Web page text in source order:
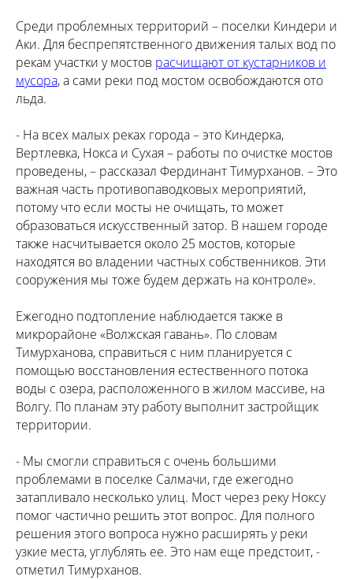
Среди проблемных территорий – поселки Киндери и
Аки. Для беспрепятственного движения талых вод по
рекам участки у мостов расчищают от кустарников и
мусора, а сами реки под мостом освобождаются ото
льда.
- На всех малых реках города – это Киндерка,
Вертлевка, Нокса и Сухая – работы по очистке мостов
проведены, – рассказал Фердинант Тимурханов. – Это
важная часть противопаводковых мероприятий,
потому что если мосты не очищать, то может
образоваться искусственный затор. В нашем городе
также насчитывается около 25 мостов, которые
находятся во владении частных собственников. Эти
сооружения мы тоже будем держать на контроле».
Ежегодно подтопление наблюдается также в
микрорайоне «Волжская гавань». По словам
Тимурханова, справиться с ним планируется с
помощью восстановления естественного потока
воды с озера, расположенного в жилом массиве, на
Волгу. По планам эту работу выполнит застройщик
территории.
- Мы смогли справиться с очень большими
проблемами в поселке Салмачи, где ежегодно
затапливало несколько улиц. Мост через реку Ноксу
помог частично решить этот вопрос. Для полного
решения этого вопроса нужно расширять у реки
узкие места, углублять ее. Это нам еще предстоит, -
отметил Тимурханов.